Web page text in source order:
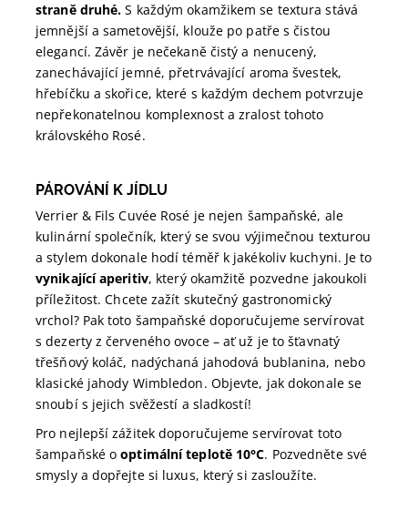
straně druhé. S každým okamžikem se textura stává
jemnější a sametovější, klouže po patře s čistou
elegancí. Závěr je nečekaně čistý a nenucený,
zanechávající jemné, přetrvávající aroma švestek,
hřebíčku a skořice, které s každým dechem potvrzuje
nepřekonatelnou komplexnost a zralost tohoto
královského Rosé.
PÁROVÁNÍ K JÍDLU
Verrier & Fils Cuvée Rosé je nejen šampaňské, ale
kulinární společník, který se svou výjimečnou texturou
a stylem dokonale hodí téměř k jakékoliv kuchyni. Je to
vynikající aperitiv, který okamžitě pozvedne jakoukoli
příležitost. Chcete zažít skutečný gastronomický
vrchol? Pak toto šampaňské doporučujeme servírovat
s dezerty z červeného ovoce – ať už je to šťavnatý
třešňový koláč, nadýchaná jahodová bublanina, nebo
klasické jahody Wimbledon. Objevte, jak dokonale se
snoubí s jejich svěžestí a sladkostí!
Pro nejlepší zážitek doporučujeme servírovat toto
šampaňské ooptimální teplotě 10°C. Pozvedněte své
smysly a dopřejte si luxus, který si zasloužíte.